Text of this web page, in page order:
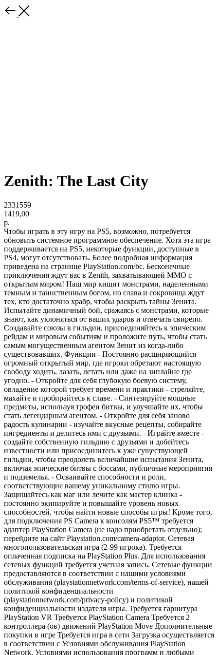
Zenith: The Last City
2331559
1419,00
р.
Чтобы играть в эту игру на PS5, возможно, потребуется
обновить системное программное обеспечение. Хотя эта игра
поддерживается на PS5, некоторые функции, доступные в
PS4, могут отсутствовать. Более подробная информация
приведена на странице PlayStation.com/bc. Бесконечные
приключения ждут вас в Zenith, захватывающей MMO с
открытым миром! Наш мир кишит монстрами, наделенными
темным и таинственным богом, но слава и сокровища ждут
тех, кто достаточно храбр, чтобы раскрыть тайны Зенита.
Испытайте динамичный бой, сражаясь с монстрами, которые
знают, как уклоняться от ваших ударов и отвечать свирепо.
Создавайте союзы в гильдии, присоединяйтесь к эпическим
рейдам и мировым событиям и проложите путь, чтобы стать
самым могущественным агентом Зенит из когда-либо
существовавших. Функции - Постоянно расширяющийся
огромный открытый мир, где игроки обретают настоящую
свободу ходить, лазать, летать или даже на зиплайне где
угодно. - Откройте для себя глубокую боевую систему,
овладение которой требует времени и практики - стреляйте,
махайте и пробирайтесь к славе. - Синтезируйте мощные
предметы, используя трофеи битвы, и улучшайте их, чтобы
стать легендарным агентом. - Откройте для себя заново
радость кулинарии - изучайте вкусные рецепты, собирайте
ингредиенты и делитесь ими с друзьями. - Играйте вместе -
создайте собственную гильдию с друзьями и добейтесь
известности или присоединитесь к уже существующей
гильдии, чтобы преодолеть величайшие испытания Зенита,
включая эпические битвы с боссами, публичные мероприятия
и подземелья. - Осваивайте способности и роли,
соответствующие вашему уникальному стилю игры.
Защищайтесь как маг или лечите как мастер клинка -
постоянно экипируйте и повышайте уровень новых
способностей, чтобы найти новые способы игры! Кроме того,
для подключения PS Camera к консолям PS5™ требуется
адаптер PlayStation Camera (не надо приобретать отдельно);
перейдите на сайт Playstation.com/camera-adaptor. Сетевая
многопользовательская игра (2-99 игрока). Требуется
оплаченная подписка на PlayStation Plus. Для использования
сетевых функций требуется учетная запись. Сетевые функции
предоставляются в соответствии с нашими условиями
обслуживания (playstationnetwork.com/terms-of-service), нашей
политикой конфиденциальности
(playstationnetwork.com/privacy-policy) и политикой
конфиденциальности издателя игры. Требуется гарнитура
PlayStation VR Требуется PlayStation Camera Требуется 2
контроллера (ов) движений PlayStation Move Дополнительные
покупки в игре Требуется игра в сети Загрузка осуществляется
в соответствии с Условиями обслуживания PlayStation
Network, Условиями использования программ и любыми